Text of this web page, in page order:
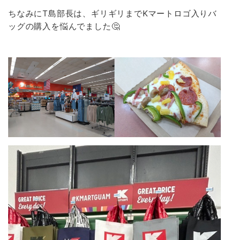
ちなみにT島部長は、ギリギリまでKマートロゴ入りバ
ッグの購入を悩んでました🤔